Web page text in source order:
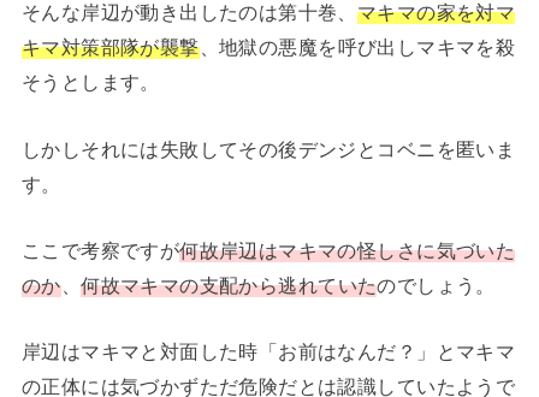
そんな岸辺が動き出したのは第十巻、 マキマの家を対マ
キマ対策部隊が襲撃、地獄の悪魔を呼び出しマキマを殺
そうとします。
しかしそれには失敗してその後デンジとコベニを匿いま
す。
ここで考察ですが何故岸辺はマキマの怪しさに気づいた
のか、何故マキマの支配から逃れていたのでしょう。
岸辺はマキマと対面した時「お前はなんだ？」とマキマ
の正体には気づかずただ危険だとは認識していたようで